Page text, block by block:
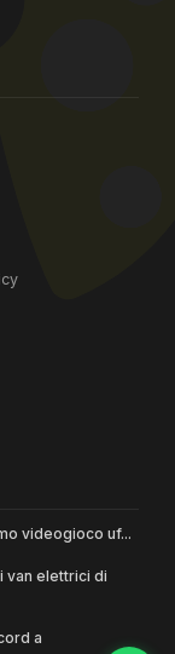
videogioco uf...
van elettrici di
a